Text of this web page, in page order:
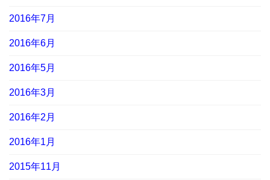
2016年7月
2016年6月
2016年5月
2016年3月
2016年2月
2016年1月
2015年11月